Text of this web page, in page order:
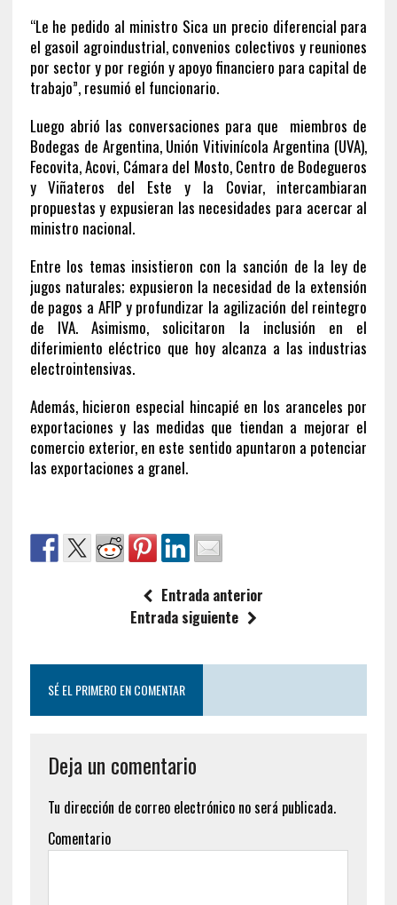
“Le he pedido al ministro Sica un precio diferencial para
el gasoil agroindustrial, convenios colectivos y reuniones
por sector y por región y apoyo financiero para capital de
trabajo”, resumió el funcionario.
Luego abrió las conversaciones para que miembros de
Bodegas de Argentina, Unión Vitivinícola Argentina (UVA),
Fecovita, Acovi, Cámara del Mosto, Centro de Bodegueros
y Viñateros del Este y la Coviar, intercambiaran
propuestas y expusieran las necesidades para acercar al
ministro nacional.
Entre los temas insistieron con la sanción de la ley de
jugos naturales; expusieron la necesidad de la extensión
de pagos a AFIP y profundizar la agilización del reintegro
de IVA. Asimismo, solicitaron la inclusión en el
diferimiento eléctrico que hoy alcanza a las industrias
electrointensivas.
Además, hicieron especial hincapié en los aranceles por
exportaciones y las medidas que tiendan a mejorar el
comercio exterior, en este sentido apuntaron a potenciar
las exportaciones a granel.
Entrada anterior
Entrada siguiente
SÉ EL PRIMERO EN COMENTAR
Deja un comentario
Tu dirección de correo electrónico no será publicada.
Comentario